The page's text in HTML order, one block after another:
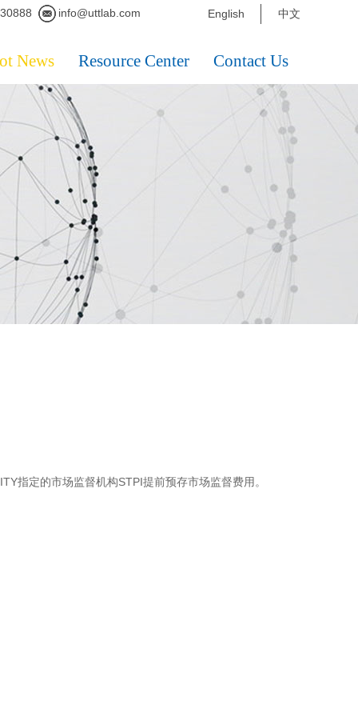
info@uttlab.com English 中文
News Resource Center Contact Us
指定的市场监督机构STPI提前预存市场监督费用。